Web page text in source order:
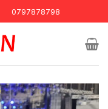
0797878798